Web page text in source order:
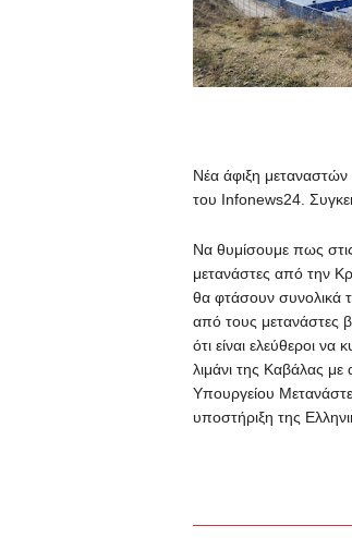
Νέα άφιξη
του Infonews24.
Να θυμίσουμε πως
μετανάστες από την
θα φτάσουν συνολικά
από τους μετανάστες
ότι είναι ελεύθεροι
λιμάνι της Καβάλας
Υπουργείου
υποστήριξη της